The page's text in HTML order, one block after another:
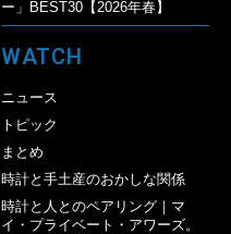
ー」BEST30【2026年春】
WATCH
ニュース
トピック
まとめ
時計と手土産のおかしな関係
時計と人とのペアリング｜マ
イ・プライベート・アワーズ。